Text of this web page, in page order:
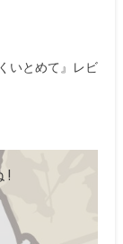
いとめて』レビ
!